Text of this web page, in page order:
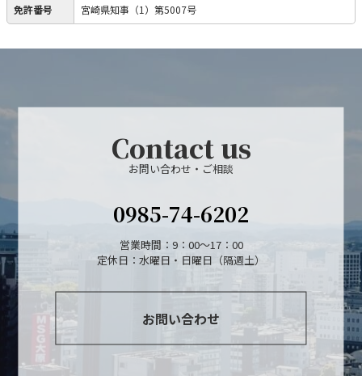
免許番号 宮崎県知事（1）第5007号
Contact us
お問い合わせ・ご相談
0985-74-6202
営業時間：9：00～17：00
定休日：水曜日・日曜日（隔週土）
お問い合わせ